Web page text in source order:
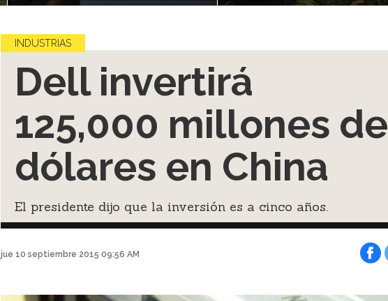
INDUSTRIAS
Dell invertirá
125,000 millones de
dólares en China
El presidente dijo que la inversión es a cinco años.
jue 10 septiembre 2015 09:56 AM